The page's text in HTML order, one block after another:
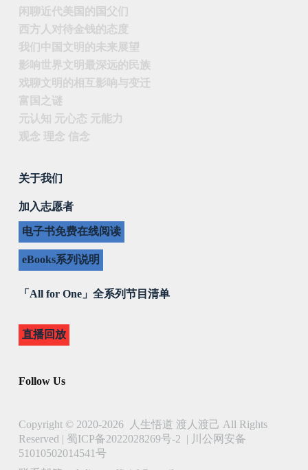
闲聊近代美国的国父们
西方人对待金钱的态度
我们中国文明的未来展望
影响世界文明最深远的民族
戏聊文明的相互影响与变迁
富国之谜
元认知 元心态 元能力
观念 理念 信念
关于我们
加入志愿者
电子书免费在线阅读
eBooks系列说明
「All for One」全系列节目清单
直播回放
Follow Us
Copyright © 2020-2026 人生悟道 渡人渡己 All Rights
Reserved | 蜀ICP备2022028269号-2 |
川公网安备
51010502014541号